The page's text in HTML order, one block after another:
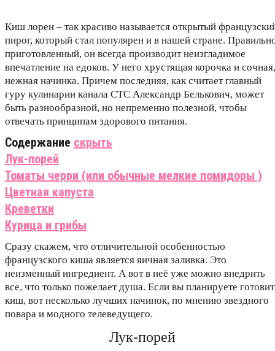
Киш лорен – так красиво называется открытый
пирог, который стал популярен и в нашей стране.
приготовленный, он всегда производит неизгладимое
впечатление на едоков. У него хрустящая корочка и сочная,
нежная начинка. Причем последняя, как считает главный
гуру кулинарии канала СТС Александр Белькович, может
быть разнообразной, но непременно полезной, чтобы
отвечать принципам здорового питания.
Содержание скрыть
Лук-порей
Томаты черри (или обычные мелкие помидоры )
Цветная капуста
Креветки
Курица и грибы
Сразу скажем, что отличительной особенностью
французского киша является яичная заливка. Это
неизменный ингредиент. А вот в неё уже можно внедрить
все, что только пожелает душа. Если вы планируете
киш, вот несколько лучших начинок, по мнению звездного
повара и модного телеведущего.
Лук-порей